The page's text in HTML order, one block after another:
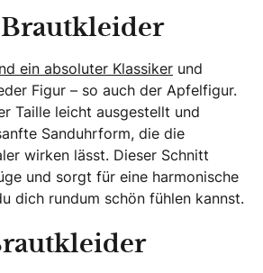
ein absoluter Klassiker und
Figur – so auch der Apfelfigur.
Taille leicht ausgestellt und
Sanduhrform, die die
wirken lässt. Dieser Schnitt
und sorgt für eine harmonische
dich rundum schön fühlen kannst.